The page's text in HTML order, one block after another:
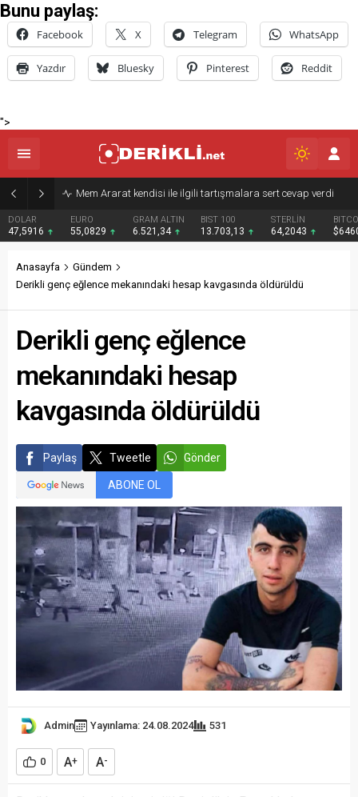
Bunu paylaş:
Facebook X Telegram WhatsApp
Yazdır Bluesky Pinterest Reddit
">
EURO
55,0829
GRAM ALTIN
6.521,34
BIST 100
13.703,13
STERLİN
64,2043
BITCOIN
$64609
BNB
$595
Anasayfa
Gündem
Derikli genç eğlence mekanındaki hesap kavgasında öldürüldü
Derikli genç eğlence
mekanındaki hesap
kavgasında öldürüldü
Paylaş Tweetle Gönder
ABONE OL
Admin Yayınlama: 24.08.2024 531
0 A+ A-